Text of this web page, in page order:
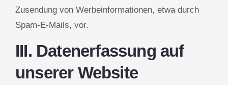
Zusendung von Werbeinformationen, etwa durch
Spam-E-Mails, vor.
III. Datenerfassung auf
unserer Website